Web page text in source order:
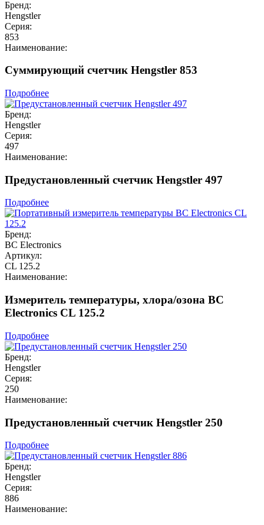
Бренд:
Hengstler
Серия:
853
Наименование:
Суммирующий счетчик Hengstler 853
Подробнее
Бренд:
Hengstler
Серия:
497
Наименование:
Предустановленный счетчик Hengstler 497
Подробнее
Бренд:
BC Electronics
Артикул:
CL 125.2
Наименование:
Измеритель температуры, хлора/озона BC
Electronics CL 125.2
Подробнее
Бренд:
Hengstler
Серия:
250
Наименование:
Предустановленный счетчик Hengstler 250
Подробнее
Бренд:
Hengstler
Серия:
886
Наименование: